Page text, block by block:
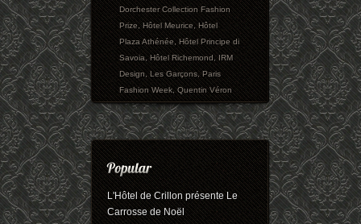
Dorchester Collection Fashion
Prize,Hôtel Meurice,Hôtel
Plaza Athénée,Hôtel Principe di
Savoia,Hôtel Richemond,IRM
Design,Les Garçons,Paris
Fashion Week,Quentin Véron
L'Hôtel de Crillon présente Le
Carrosse de Noël